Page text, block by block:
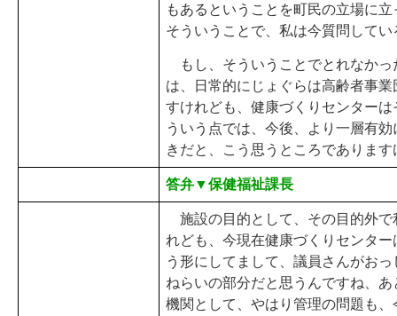
もあるということを町民の立場に
そういうことで、私は今質問して
もし、そういうことでとれなかっ
は、日常的にじょぐらは高齢者事
すけれども、健康づくりセンター
ういう点では、今後、より一層有
きだと、こう思うところでありま
答弁▼保健福祉課長
施設の目的として、その目的外で
れども、今現在健康づくりセンタ
う形にしてまして、議員さんがお
ねらいの部分だと思うんですね、
機関として、やはり管理の問題も